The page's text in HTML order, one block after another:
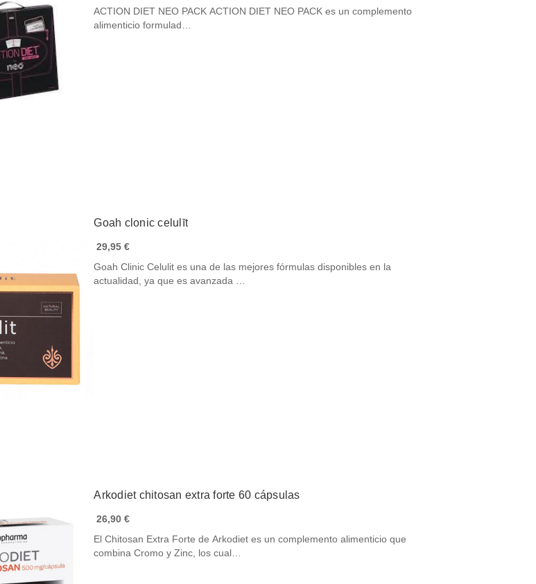
ACTION DIET NEO PACK ACTION DIET NEO PACK es un complemento
alimenticio formulad…
Goah clonic celulīt
29,95 €
Goah Clinic Celulit es una de las mejores fórmulas disponibles en la
actualidad, ya que es avanzada …
Arkodiet chitosan extra forte 60 cápsulas
26,90 €
El Chitosan Extra Forte de Arkodiet es un complemento alimenticio que
combina Cromo y Zinc, los cual…